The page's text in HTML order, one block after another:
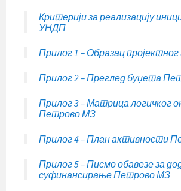
Критерији за реализацију
УНДП
Прилог 1 – Образац пројектног
Прилог 2 – Преглед буџета
Прилог 3 – Матрица логичког
Петрово МЗ
Прилог 4 – План активности
Прилог 5 – Писмо обавезе за
суфинансирање Петрово МЗ